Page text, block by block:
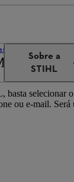
Sobre a
STIHL
da STIHL em todo
ou e-mail. Será